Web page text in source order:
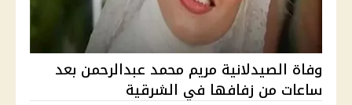
وفاة الصيدلانية مريم محمد عبدالرحمن بعد
ساعات من زفافها في الشرقية